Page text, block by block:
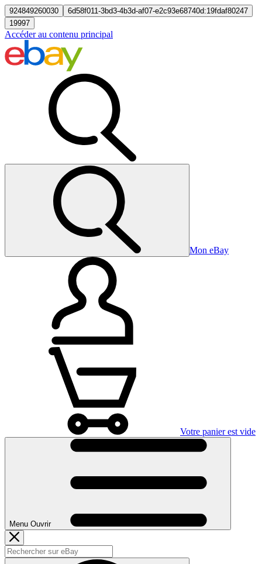
924849260030
6d58f011-3bd3-4b3d-af07-e2c93e68740d:19fdaf80247
19997
Accéder au contenu principal
Mon eBay
Votre panier est vide
Menu Ouvrir